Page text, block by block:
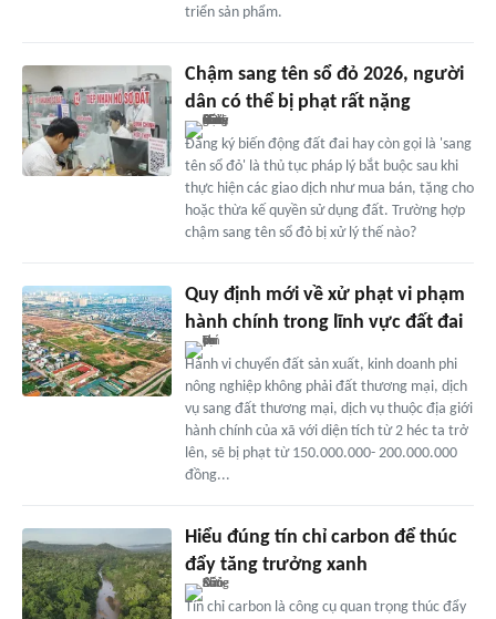
triển sản phẩm.
Chậm sang tên sổ đỏ 2026, người
dân có thể bị phạt rất nặng
Đăng ký biến động đất đai hay còn gọi là 'sang
tên sổ đỏ' là thủ tục pháp lý bắt buộc sau khi
thực hiện các giao dịch như mua bán, tặng cho
hoặc thừa kế quyền sử dụng đất. Trường hợp
chậm sang tên sổ đỏ bị xử lý thế nào?
Quy định mới về xử phạt vi phạm
hành chính trong lĩnh vực đất đai
Hành vi chuyển đất sản xuất, kinh doanh phi
nông nghiệp không phải đất thương mại, dịch
vụ sang đất thương mại, dịch vụ thuộc địa giới
hành chính của xã với diện tích từ 2 héc ta trở
lên, sẽ bị phạt từ 150.000.000- 200.000.000
đồng...
Hiểu đúng tín chỉ carbon để thúc
đẩy tăng trưởng xanh
Tín chỉ carbon là công cụ quan trọng thúc đẩy